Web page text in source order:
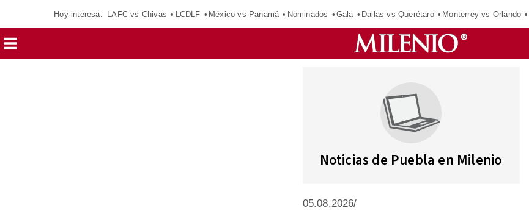
Hoy interesa: LAFC vs Chivas LCDLF México vs Panamá Nominados Gala Dallas vs Querétaro Monterrey vs Orlando
Noticias de Puebla en Milenio
05.08.2026/